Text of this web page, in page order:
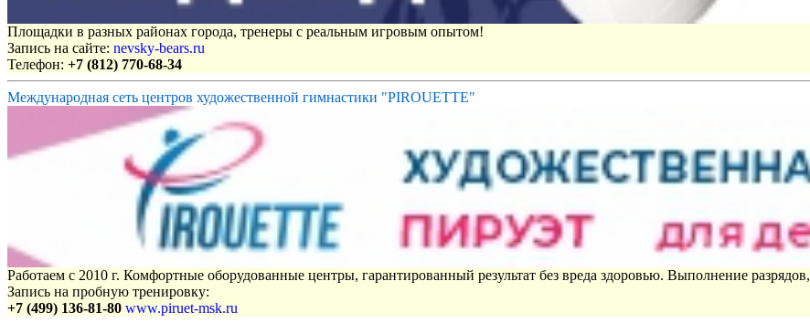
Площадки в разных районах города, тренеры с реальным игровым опытом!
Запись на сайте: nevsky-bears.ru
Телефон: +7 (812) 770-68-34
Международная сеть центров художественной гимнастики "PIROUETTE"
Работаем с 2010 г. Комфортные оборудованные центры, гарантированный результат без вреда здоровью. Выполнение
Запись на пробную тренировку:
+7 (499) 136-81-80 www.piruet-msk.ru